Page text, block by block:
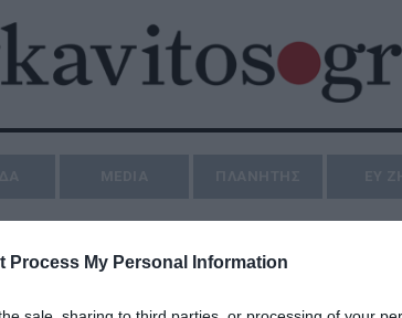
Process My Personal Information